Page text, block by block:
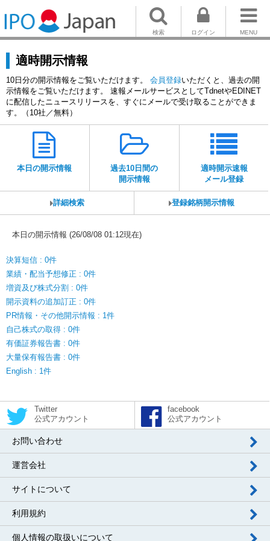
MENU
ログイン
検索
適時開示情報
10日分の開示情報をご覧いただけます。 会員登録いただくと、過去の開
示情報をご覧いただけます。 速報メールサービスとしてTdnetやEDINET
に配信したニュースリリースを、すぐにメールで受け取ることができま
す。（10社／無料）
本日の開示情報
過去10日間の
開示情報
適時開示速報
メール登録
詳細検索 登録銘柄開示情報
本日の開示情報 (26/08/08 01:12現在)
決算短信 : 0件
業績・配当予想修正 : 0件
増資及び株式分割 : 0件
開示資料の追加訂正 : 0件
PR情報・その他開示情報 : 1件
自己株式の取得 : 0件
有価証券報告書 : 0件
大量保有報告書 : 0件
English : 1件
Twitter
公式アカウント
facebook
公式アカウント
お問い合わせ
運営会社
サイトについて
利用規約
個人情報の取扱いについて